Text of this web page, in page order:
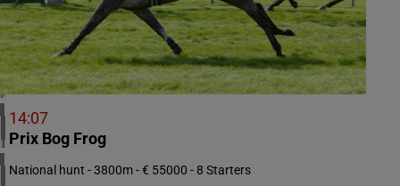
1 meeting(s)
HONGKONG SAR VAN CHINA
1 meeting(s)
VERENIGD KONINKRIJK
4 meeting(s)
IERLAND
2 meeting(s)
14:07
Prix Bog Frog
National hunt - 3800m - € 55000 - 8 Starters